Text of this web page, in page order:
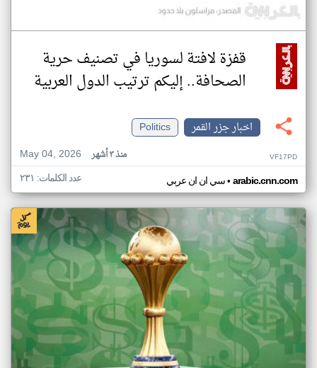
قفزة لافتة لسوريا في تصنيف حرية
الصحافة.. إليكم ترتيب الدول العربية
اخبار جزر القمر
Politics
May 04, 2026
منذ ٣ أشهر VF17PD
سي ان ان عربي• arabic.cnn.com عدد الكلمات: ٢٣١